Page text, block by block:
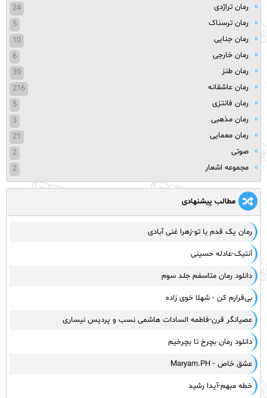
رمان تراژدی
24
رمان ترسناک
5
رمان جنایی
10
رمان خارجی
6
رمان طنز
39
رمان عاشقانه
216
رمان فانتزی
5
رمان مذهبی
3
رمان معمایی
21
صوتی
2
مجموعه اشعار
2
مطالب پیشنهادی
رمان یک قدم با تو-زهرا غنی آبادی
آنتیک-عادله حسینی
دانلود رمان متاسفم جلد سوم
بی‌قرارم کن - شهلا خوی زاده
عصیانگر قرن-فاطمه السادات هاشمی نسب و پردیس نیساری
دانلود رمان بچرخ تا بچرخیم
عشق خاص - Maryam.PH
خطه مبهم-آیدا رشید